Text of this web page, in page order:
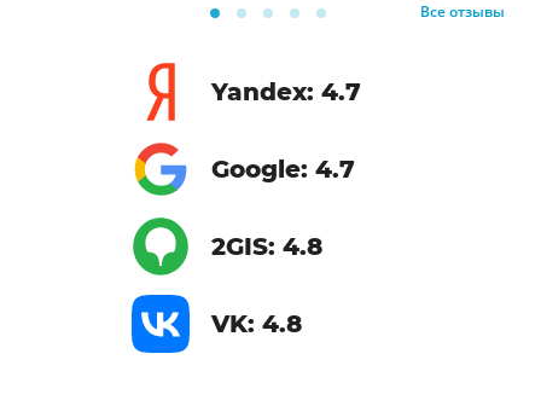
Все отзывы
Yandex: 4.7
Google: 4.7
2GIS: 4.8
VK: 4.8